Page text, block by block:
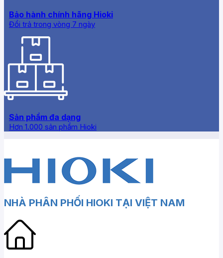
Bảo hành chính hãng Hioki
Đổi trả trong vòng 7 ngày
Sản phẩm đa dạng
Hơn 1.000 sản phẩm Hioki
NHÀ PHÂN PHỐI HIOKI TẠI VIỆT NAM